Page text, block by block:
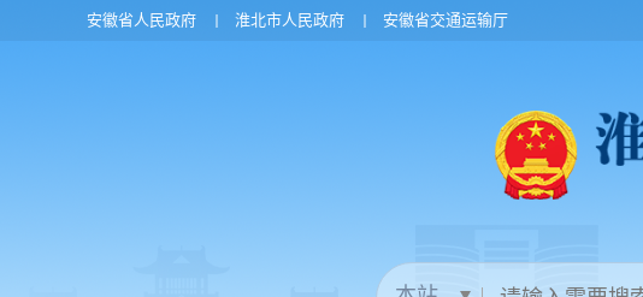
安徽省人民政府 淮北市人民政府 安徽省交通运输厅